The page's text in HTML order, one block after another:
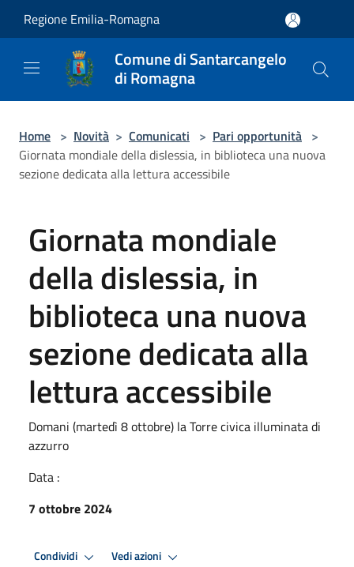
Regione Emilia-Romagna
Comune di Santarcangelo
di Romagna
Home > Novità > Comunicati > Pari opportunità >
Giornata mondiale della dislessia, in biblioteca una nuova
sezione dedicata alla lettura accessibile
Giornata mondiale
della dislessia, in
biblioteca una nuova
sezione dedicata alla
lettura accessibile
Domani (martedì 8 ottobre) la Torre civica illuminata di
azzurro
Data :
7 ottobre 2024
Condividi Vedi azioni